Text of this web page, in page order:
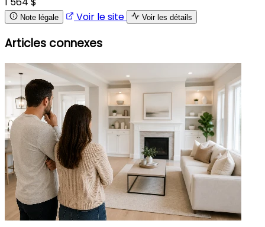
Note légale Voir le site Voir les détails
Articles connexes